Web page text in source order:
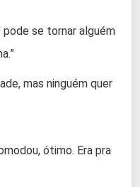
pode se tornar alguém
mas ninguém quer
ótimo. Era pra